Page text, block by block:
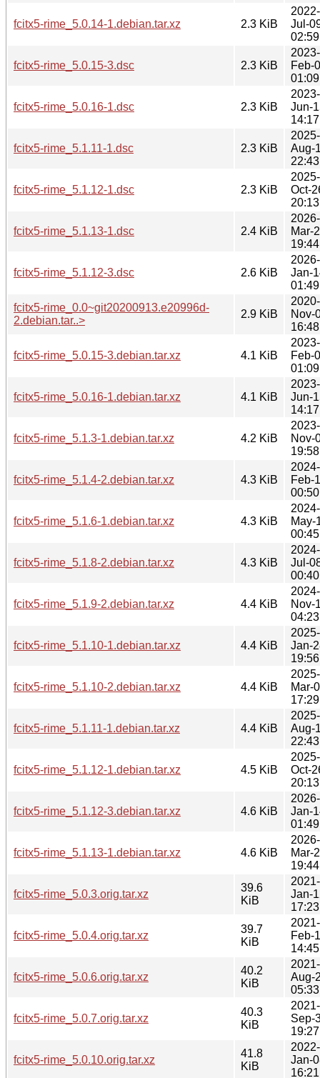
fcitx5-rime_5.0.14-1.debian.tar.xz 2.3 KiB
2022-
Jul-
02:59
fcitx5-rime_5.0.15-3.dsc 2.3 KiB
2023-
Feb-
01:09
fcitx5-rime_5.0.16-1.dsc 2.3 KiB
2023-
Jun-
14:17
fcitx5-rime_5.1.11-1.dsc 2.3 KiB
2025-
Aug-
22:43
fcitx5-rime_5.1.12-1.dsc 2.3 KiB
2025-
Oct-
20:13
fcitx5-rime_5.1.13-1.dsc 2.4 KiB
2026-
Mar-
19:44
fcitx5-rime_5.1.12-3.dsc 2.6 KiB
2026-
Jan-
01:49
fcitx5-rime_0.0~git20200913.e20996d-
2.debian.tar..>
2.9 KiB
2020-
Nov-
16:48
fcitx5-rime_5.0.15-3.debian.tar.xz 4.1 KiB
2023-
Feb-
01:09
fcitx5-rime_5.0.16-1.debian.tar.xz 4.1 KiB
2023-
Jun-
14:17
fcitx5-rime_5.1.3-1.debian.tar.xz 4.2 KiB
2023-
Nov-
19:58
fcitx5-rime_5.1.4-2.debian.tar.xz 4.3 KiB
2024-
Feb-
00:50
fcitx5-rime_5.1.6-1.debian.tar.xz 4.3 KiB
2024-
May-
00:45
fcitx5-rime_5.1.8-2.debian.tar.xz 4.3 KiB
2024-
Jul-
00:40
fcitx5-rime_5.1.9-2.debian.tar.xz 4.4 KiB
2024-
Nov-
04:23
fcitx5-rime_5.1.10-1.debian.tar.xz 4.4 KiB
2025-
Jan-
19:56
fcitx5-rime_5.1.10-2.debian.tar.xz 4.4 KiB
2025-
Mar-
17:29
fcitx5-rime_5.1.11-1.debian.tar.xz 4.4 KiB
2025-
Aug-
22:43
fcitx5-rime_5.1.12-1.debian.tar.xz 4.5 KiB
2025-
Oct-
20:13
fcitx5-rime_5.1.12-3.debian.tar.xz 4.6 KiB
2026-
Jan-
01:49
fcitx5-rime_5.1.13-1.debian.tar.xz 4.6 KiB
2026-
Mar-
19:44
fcitx5-rime_5.0.3.orig.tar.xz
39.6
KiB
2021-
Jan-
17:23
fcitx5-rime_5.0.4.orig.tar.xz
39.7
KiB
2021-
Feb-
14:45
fcitx5-rime_5.0.6.orig.tar.xz
40.2
KiB
2021-
Aug-
05:33
fcitx5-rime_5.0.7.orig.tar.xz
40.3
KiB
2021-
Sep-
19:27
fcitx5-rime_5.0.10.orig.tar.xz
41.8
KiB
2022-
Jan-
16:21